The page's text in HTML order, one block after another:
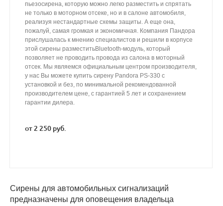
пьезосирена, которую можно легко разместить и спрятать
не только в моторном отсеке, но и в салоне автомобиля,
реализуя нестандартные схемы защиты. А еще она,
пожалуй, самая громкая и экономичная. Компания Пандора
прислушалась к мнению специалистов и решили в корпусе
этой сирены разместитьBluetooth-модуль, который
позволяет не проводить провода из салона в моторный
отсек. Мы являемся официальным центром производителя,
у нас Вы можете купить сирену Pandora PS-330 с
установкой и без, по минимальной рекомендованной
производителем цене, с гарантией 5 лет и сохранением
гарантии дилера.
от 2 250 руб.
Сирены для автомобильных сигнализаций
предназначены для оповещения владельца